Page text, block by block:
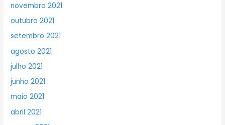
novembro 2021
outubro 2021
setembro 2021
agosto 2021
julho 2021
junho 2021
maio 2021
abril 2021